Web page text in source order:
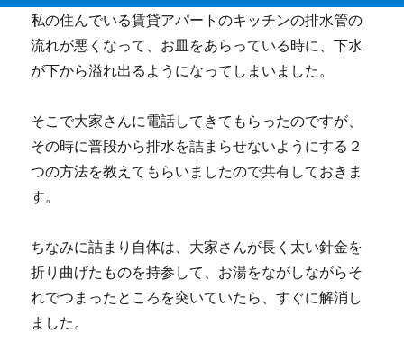
私の住んでいる賃貸アパートのキッチンの排水管の
流れが悪くなって、お皿をあらっている時に、下水
が下から溢れ出るようになってしまいました。
そこで大家さんに電話してきてもらったのですが、
その時に普段から排水を詰まらせないようにする２
つの方法を教えてもらいましたので共有しておきま
す。
ちなみに詰まり自体は、大家さんが長く太い針金を
折り曲げたものを持参して、お湯をながしながらそ
れでつまったところを突いていたら、すぐに解消し
ました。